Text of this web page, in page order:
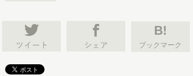
B!
ブックマーク